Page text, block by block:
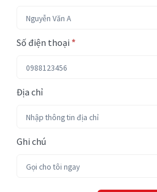
Số điện thoại *
Địa chỉ
Ghi chú